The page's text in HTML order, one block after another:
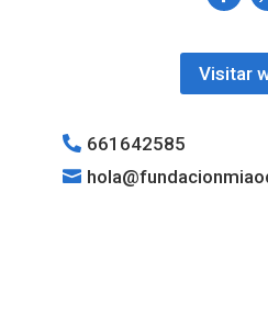
Visitar
661642585